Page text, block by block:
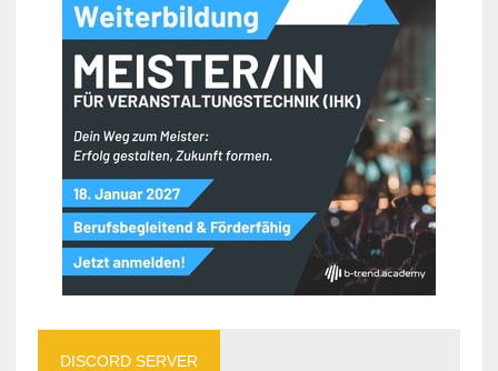
DISCORD SERVER